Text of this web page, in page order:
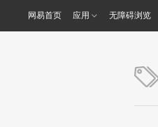
网易首页 应用 无障碍浏览